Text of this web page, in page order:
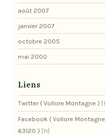
août 2007
janvier 2007
octobre 2005
mai 2000
Liens
Twitter ( Vollore Montagne )
Facebook ( Vollore Montagne
63120 )